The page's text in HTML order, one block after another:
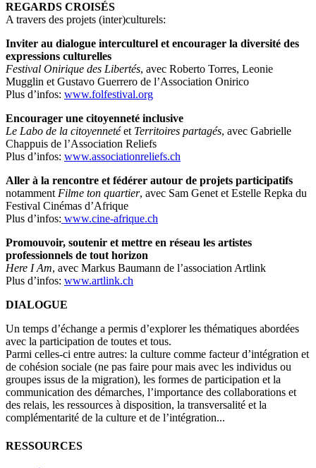
REGARDS CROISÉS
A travers des projets (inter)culturels:
Inviter au dialogue interculturel et encourager la diversité des
expressions culturelles
Festival Onirique des Libertés, avec Roberto Torres, Leonie
Mugglin et Gustavo Guerrero de l’Association Onirico
Plus d’infos: www.folfestival.org
Encourager une citoyenneté inclusive
Le Labo de la citoyennetéetTerritoires partagés, avec Gabrielle
Chappuis de l’Association Reliefs
Plus d’infos: www.associationreliefs.ch
Aller à la rencontre et fédérer autour de projets participatifs
notammentFilme ton quartier, avec Sam Genet et Estelle Repka du
Festival Cinémas d’Afrique
Plus d’infos: www.cine-afrique.ch
Promouvoir, soutenir et mettre en réseau les artistes
professionnels de tout horizon
Here I Am, avec Markus Baumann de l’association Artlink
Plus d’infos: www.artlink.ch
DIALOGUE
Un temps d’échange a permis d’explorer les thématiques abordées
avec la participation de toutes et tous.
Parmi celles-ci entre autres: la culture comme facteur d’intégration et
de cohésion sociale (ne pas faire pour mais avec les individus ou
groupes issus de la migration), les formes de participation et la
communication des démarches, l’importance des collaborations et
des relais, les ressources à disposition, la transversalité et la
complémentarité de la culture et de l’intégration...
RESSOURCES